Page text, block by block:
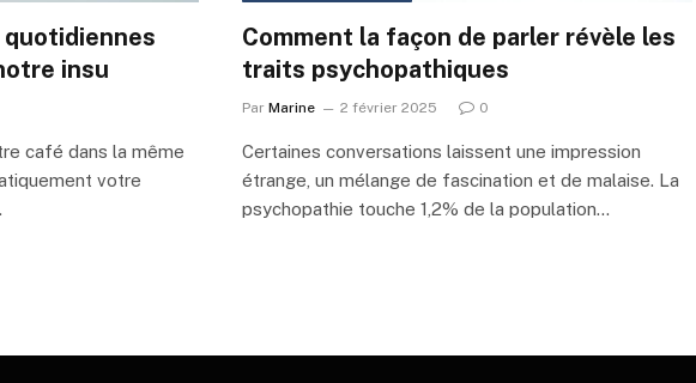
insu
café dans la même
votre
Comment la façon de parler révèle les
traits psychopathiques
Par Marine 2 février 2025 0
Certaines conversations laissent une impression
étrange, un mélange de fascination et de malaise. La
psychopathie touche 1,2% de la population…